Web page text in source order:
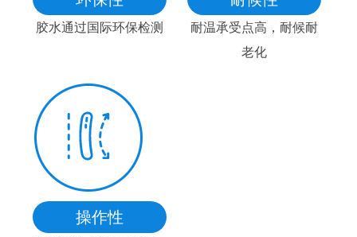
胶水通过国际环保检测
耐温承受点高，耐候耐
老化
操作性